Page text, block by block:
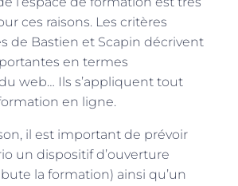
ces raisons. Les critères
de Bastien et Scapin décrivent
en termes
web… Ils s’appliquent tout
en ligne.
il est important de prévoir
un dispositif d’ouverture
la formation) ainsi qu’un